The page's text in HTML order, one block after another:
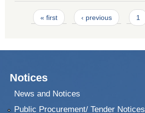
Pages
« first ‹ previous 1
Notices
News and Notices
Public Procurement/ Tender Notices